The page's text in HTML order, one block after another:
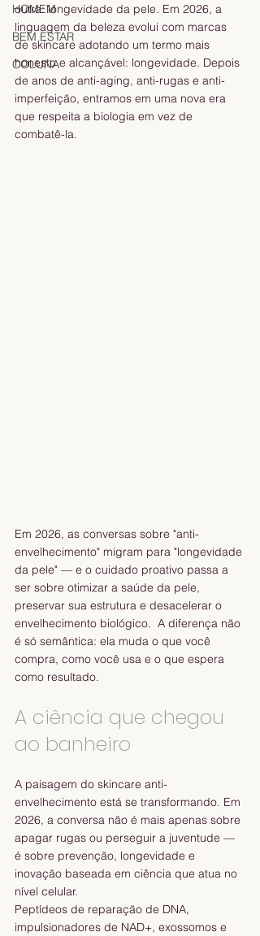
HOMEM
BEM ESTAR
COLUNA
outra: longevidade da pele. Em 2026, a
linguagem da beleza evolui com marcas
de skincare adotando um termo mais
honesto e alcançável: longevidade. Depois
de anos de anti-aging, anti-rugas e anti-
imperfeição, entramos em uma nova era
que respeita a biologia em vez de
combatê-la.
Em 2026, as conversas sobre "anti-
envelhecimento" migram para "longevidade
da pele" — e o cuidado proativo passa a
ser sobre otimizar a saúde da pele,
preservar sua estrutura e desacelerar o
envelhecimento biológico.  A diferença não
é só semântica: ela muda o que você
compra, como você usa e o que espera
como resultado.
A ciência que chegou
ao banheiro
A paisagem do skincare anti-
envelhecimento está se transformando. Em
2026, a conversa não é mais apenas sobre
apagar rugas ou perseguir a juventude —
é sobre prevenção, longevidade e
inovação baseada em ciência que atua no
nível celular.
Peptídeos de reparação de DNA,
impulsionadores de NAD+, exossomos e